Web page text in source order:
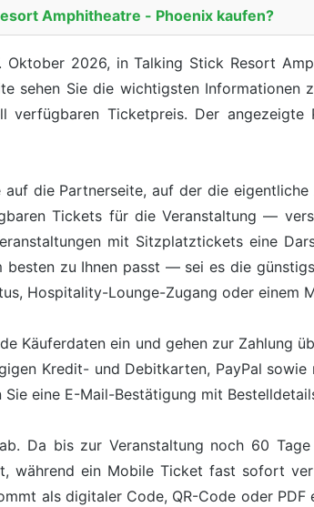
Amphitheatre - Phoenix kaufen?
2026, in Talking Stick Resort
sehen Sie die wichtigsten Informationen
verfügbaren Ticketpreis. Der
die Partnerseite, auf der die
Tickets für die Veranstaltung —
mit Sitzplatztickets eine
besten zu Ihnen passt — sei es die
Hospitality-Lounge-Zugang oder einem
Käuferdaten ein und gehen zur Zahlung
Kredit- und Debitkarten, PayPal sowie
eine E-Mail-Bestätigung mit
Da bis zur Veranstaltung noch 60
ein Mobile Ticket fast sofort
als digitaler Code, QR-Code oder PDF